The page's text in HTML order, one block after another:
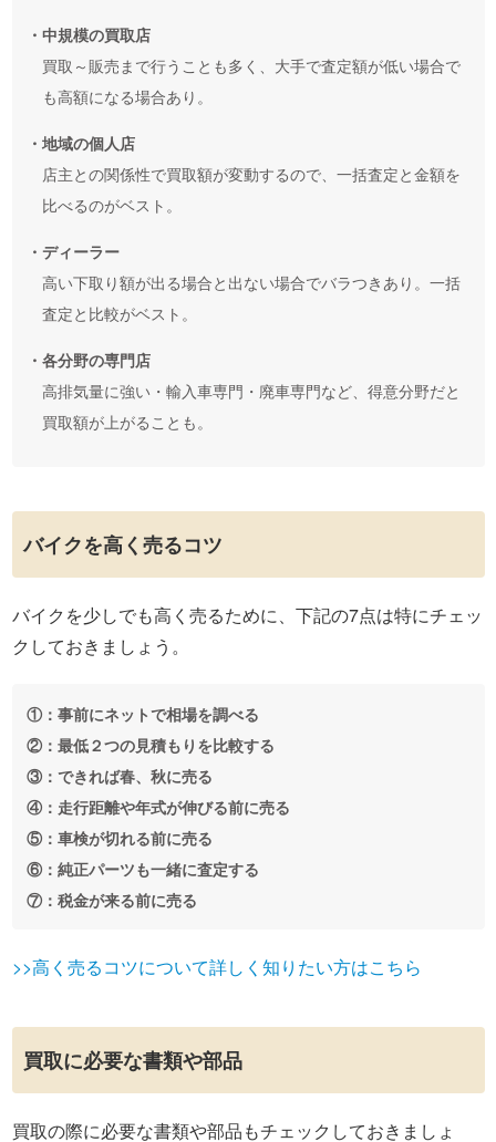
・中規模の買取店
買取～販売まで行うことも多く、大手で査定額が低い場合で
も高額になる場合あり。
・地域の個人店
店主との関係性で買取額が変動するので、一括査定と金額を
比べるのがベスト。
・ディーラー
高い下取り額が出る場合と出ない場合でバラつきあり。一括
査定と比較がベスト。
・各分野の専門店
高排気量に強い・輸入車専門・廃車専門など、得意分野だと
買取額が上がることも。
バイクを高く売るコツ
バイクを少しでも高く売るために、下記の7点は特にチェッ
クしておきましょう。
①：事前にネットで相場を調べる
②：最低２つの見積もりを比較する
③：できれば春、秋に売る
④：走行距離や年式が伸びる前に売る
⑤：車検が切れる前に売る
⑥：純正パーツも一緒に査定する
⑦：税金が来る前に売る
>>高く売るコツについて詳しく知りたい方はこちら
買取に必要な書類や部品
買取の際に必要な書類や部品もチェックしておきましょ